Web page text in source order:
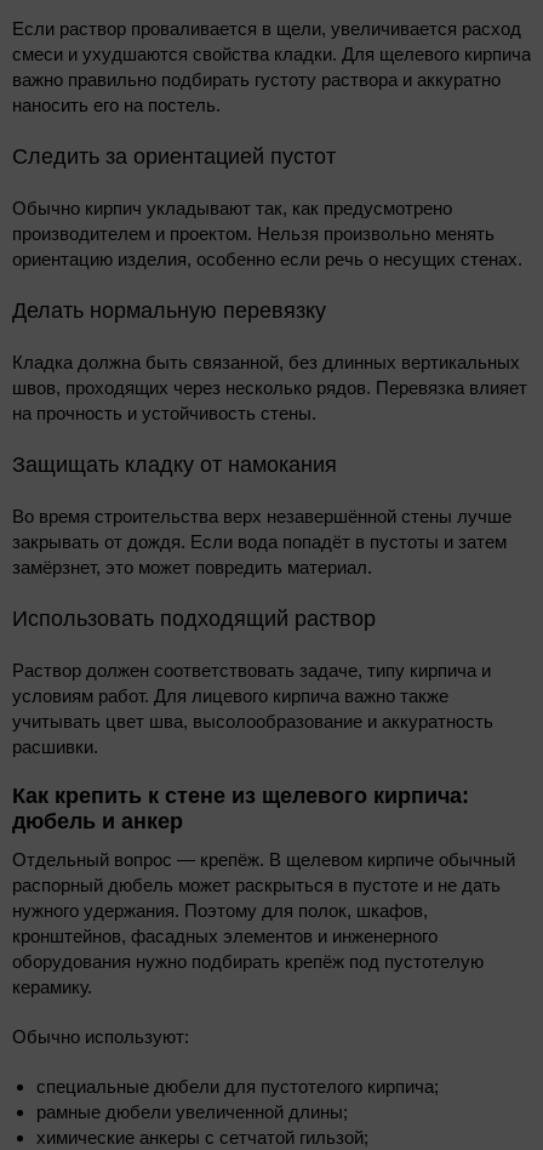
Если раствор проваливается в щели, увеличивается расход
смеси и ухудшаются свойства кладки. Для щелевого кирпича
важно правильно подбирать густоту раствора и аккуратно
наносить его на постель.
Следить за ориентацией пустот
Обычно кирпич укладывают так, как предусмотрено
производителем и проектом. Нельзя произвольно менять
ориентацию изделия, особенно если речь о несущих стенах.
Делать нормальную перевязку
Кладка должна быть связанной, без длинных вертикальных
швов, проходящих через несколько рядов. Перевязка влияет
на прочность и устойчивость стены.
Защищать кладку от намокания
Во время строительства верх незавершённой стены лучше
закрывать от дождя. Если вода попадёт в пустоты и затем
замёрзнет, это может повредить материал.
Использовать подходящий раствор
Раствор должен соответствовать задаче, типу кирпича и
условиям работ. Для лицевого кирпича важно также
учитывать цвет шва, высолообразование и аккуратность
расшивки.
Как крепить к стене из щелевого кирпича:
дюбель и анкер
Отдельный вопрос — крепёж. В щелевом кирпиче обычный
распорный дюбель может раскрыться в пустоте и не дать
нужного удержания. Поэтому для полок, шкафов,
кронштейнов, фасадных элементов и инженерного
оборудования нужно подбирать крепёж под пустотелую
керамику.
Обычно используют:
специальные дюбели для пустотелого кирпича;
рамные дюбели увеличенной длины;
химические анкеры с сетчатой гильзой;